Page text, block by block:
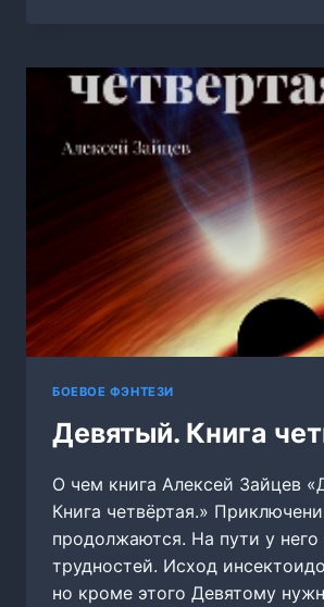
БОЕВОЕ ФЭНТЕЗИ
Девятый. Книга
О чем книга Алексей Зайцев
Книга четвёртая.»
продолжаются. На пути у
трудностей. Исход
но кроме этого Девятому